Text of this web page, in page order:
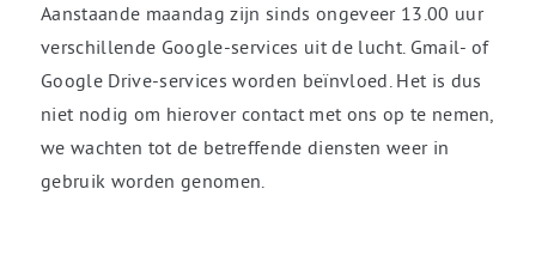
Aanstaande maandag zijn sinds ongeveer 13.00 uur
verschillende Google-services uit de lucht. Gmail- of
Google Drive-services worden beïnvloed. Het is dus
niet nodig om hierover contact met ons op te nemen,
we wachten tot de betreffende diensten weer in
gebruik worden genomen.